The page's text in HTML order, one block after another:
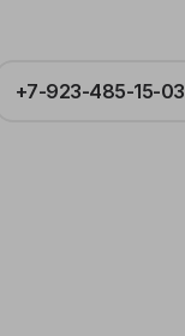
+7-923-485-15-03